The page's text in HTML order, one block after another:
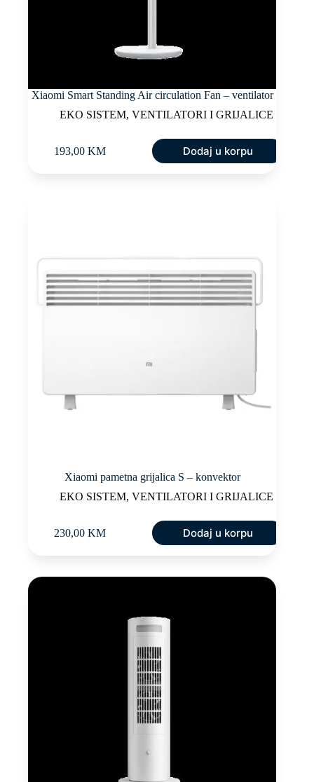
Xiaomi Smart Standing Air circulation Fan – ventilator
EKO SISTEM, VENTILATORI I GRIJALICE
193,00 KM Dodaj u korpu
Xiaomi pametna grijalica S – konvektor
EKO SISTEM, VENTILATORI I GRIJALICE
230,00 KM Dodaj u korpu